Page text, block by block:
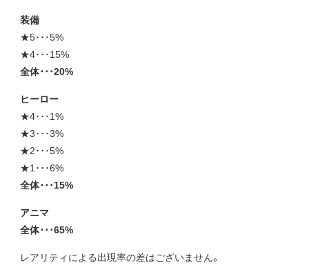
装備
★5･･･5%
★4･･･15%
全体･･･20%
ヒーロー
★4･･･1%
★3･･･3%
★2･･･5%
★1･･･6%
全体･･･15%
アニマ
全体･･･65%
レアリティによる出現率の差はございません。